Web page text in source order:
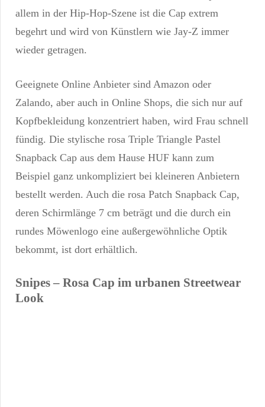
allem in der Hip-Hop-Szene ist die Cap extrem
begehrt und wird von Künstlern wie Jay-Z immer
wieder getragen.
Geeignete Online Anbieter sind Amazon oder
Zalando, aber auch in Online Shops, die sich nur auf
Kopfbekleidung konzentriert haben, wird Frau schnell
fündig. Die stylische rosa Triple Triangle Pastel
Snapback Cap aus dem Hause HUF kann zum
Beispiel ganz unkompliziert bei kleineren Anbietern
bestellt werden. Auch die rosa Patch Snapback Cap,
deren Schirmlänge 7 cm beträgt und die durch ein
rundes Möwenlogo eine außergewöhnliche Optik
bekommt, ist dort erhältlich.
Snipes – Rosa Cap im urbanen Streetwear
Look